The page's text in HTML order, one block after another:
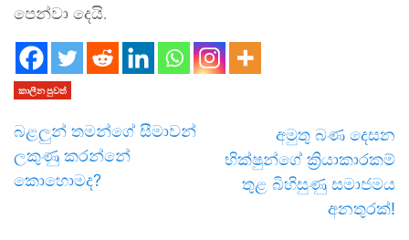
පෙන්වා දෙයි.
කාලීන පුවත්
බළලුන් තමන්ගේ සීමාවන්
ලකුණු කරන්නේ
කොහොමද?
අමුතු බණ දෙසන
භික්ෂුන්ගේ ක්‍රියාකාරකම්
තුළ බිහිසුණු සමාජමය
අනතුරක්!